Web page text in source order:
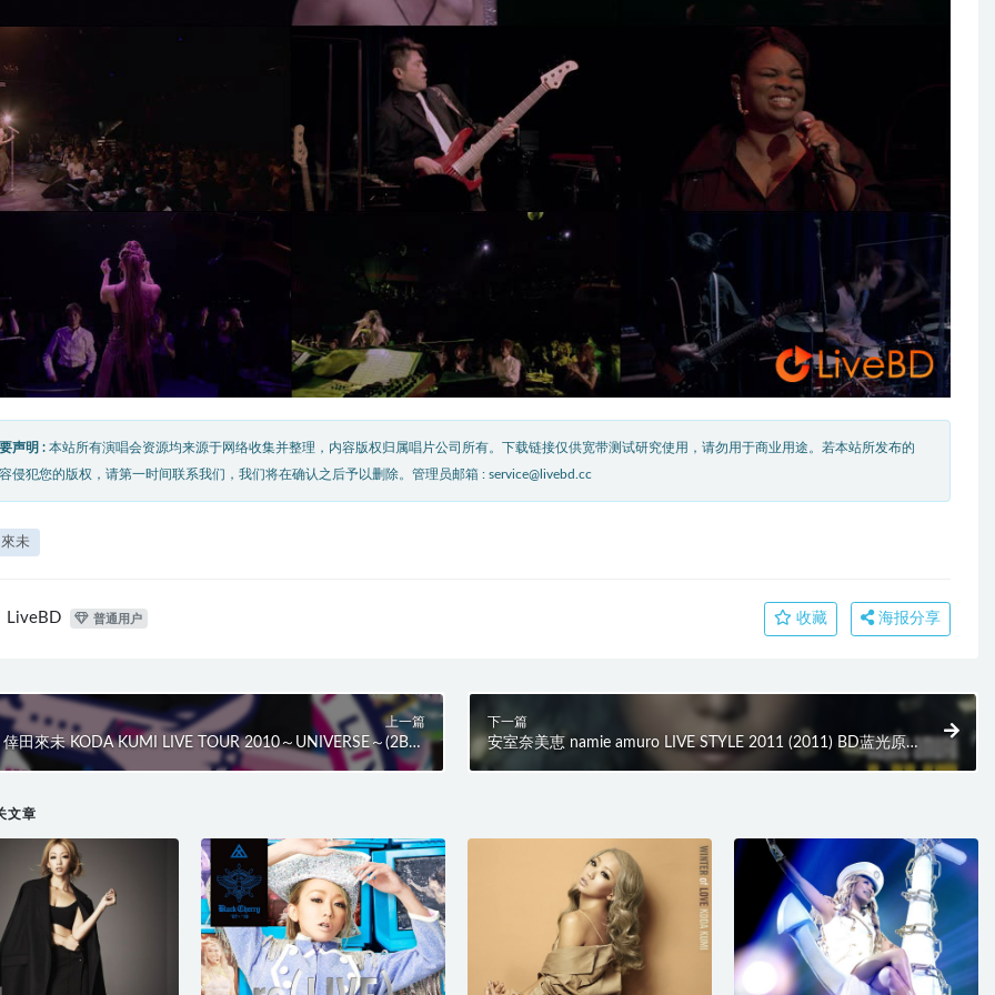
声明 : 本站所有演唱会资源均来源于网络收集并整理，内容版权归属唱片公司所有。下载链接仅供宽带测试研究使用，请勿用于商业用途。若本站所发布的
侵犯您的版权，请第一时间联系我们，我们将在确认之后予以删除。管理员邮箱 : service@livebd.cc
未
LiveBD 普通用户 收藏 海报分享
上一篇
倖田來未 KODA KUMI LIVE TOUR 2010～UNIVERSE～(2BD)
(2011) BD蓝光原盘 47.4G
下一篇
安室奈美恵 namie amuro LIVE STYLE 2011 (2011) BD蓝光原盘
文章